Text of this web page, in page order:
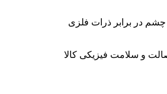
در برابر ذرات فلزی
و سلامت فیزیکی کالا